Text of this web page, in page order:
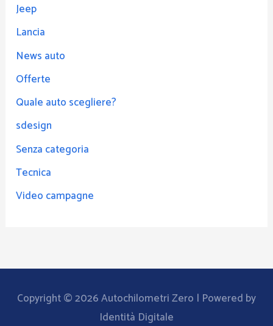
Jeep
Lancia
News auto
Offerte
Quale auto scegliere?
sdesign
Senza categoria
Tecnica
Video campagne
Copyright © 2026Autochilometri Zero | Powered by
Identità Digitale